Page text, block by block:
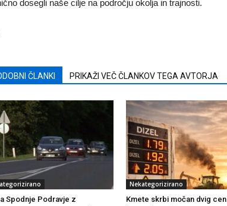
dosegli naše cilje na področju okolja in trajnosti.
ČLANKI PRIKAŽI VEČ ČLANKOV TEGA AVTORJA
Spodnje Podravje z
Nekategorizirano
Kmete skrbi močan dvig cen